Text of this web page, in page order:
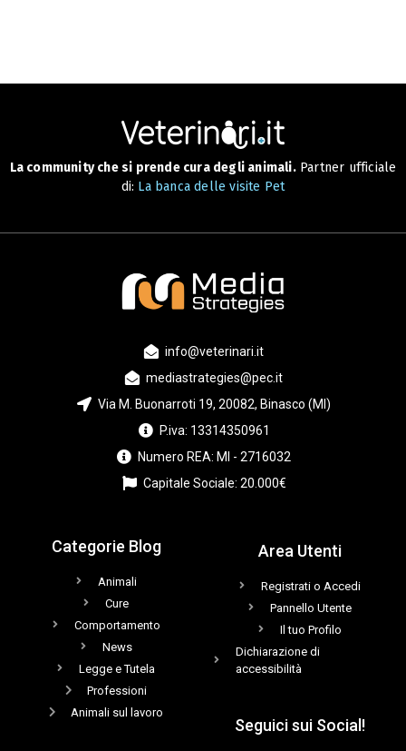
La community che si prende cura degli animali.Partner ufficiale
di: La banca delle visite Pet
info@veterinari.it
mediastrategies@pec.it
Via M. Buonarroti 19, 20082, Binasco (MI)
P.iva: 13314350961
Numero REA: MI - 2716032
Capitale Sociale: 20.000€
Categorie Blog
Animali
Cure
Comportamento
News
Legge e Tutela
Professioni
Animali sul lavoro
Area Utenti
Registrati o Accedi
Pannello Utente
Il tuo Profilo
Dichiarazione di
accessibilità
Seguici sui Social!